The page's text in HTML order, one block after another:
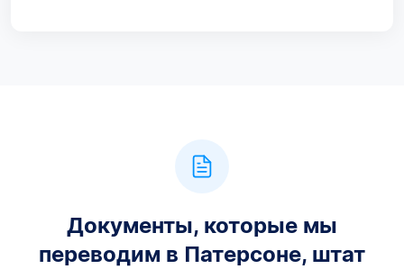
Документы, которые мы
переводим в Патерсоне, штат